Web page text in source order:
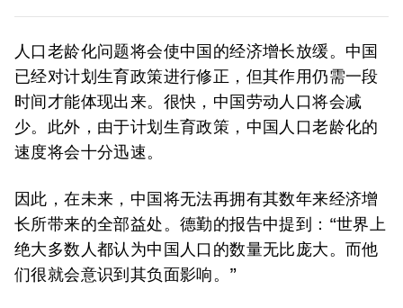
人口老龄化问题将会使中国的经济增长放缓。中国
已经对计划生育政策进行修正，但其作用仍需一段
时间才能体现出来。很快，中国劳动人口将会减
少。此外，由于计划生育政策，中国人口老龄化的
速度将会十分迅速。
因此，在未来，中国将无法再拥有其数年来经济增
长所带来的全部益处。德勤的报告中提到：“世界上
绝大多数人都认为中国人口的数量无比庞大。而他
们很就会意识到其负面影响。”